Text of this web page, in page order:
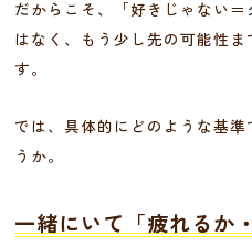
だからこそ、「好きじゃない
はなく、もう少し先の可能性
す。
では、具体的にどのような基
うか。
一緒にいて「疲れるか